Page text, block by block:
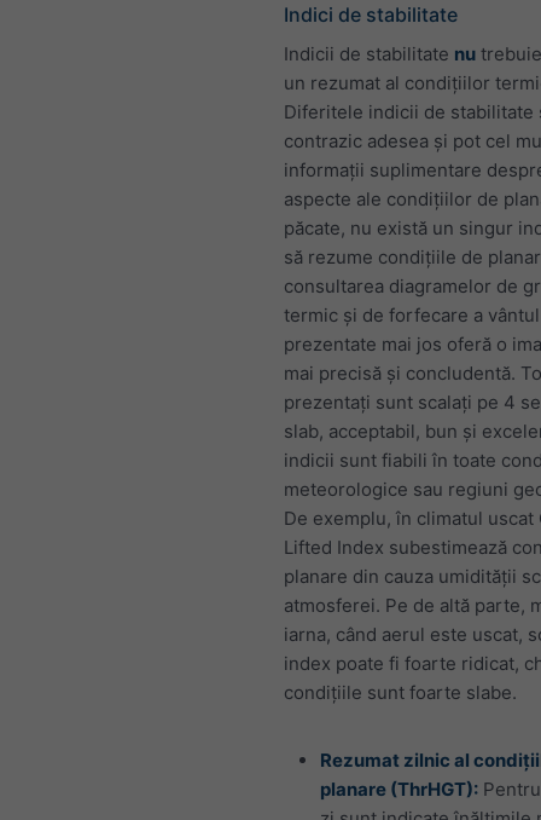
Indici de stabilitate
Indicii de stabilitate nu
un rezumat al condițiilor
Diferitele indicii de stabilitate
contrazic adesea și pot cel
informații suplimentare
aspecte ale condițiilor de
păcate, nu există un singur
să rezume condițiile de
consultarea diagramelor de
termic și de forfecare a
prezentate mai jos oferă o
mai precisă și concludentă.
prezentați sunt scalați pe 4
slab, acceptabil, bun și
indicii sunt fiabili în toate
meteorologice sau regiuni
De exemplu, în climatul uscat
Lifted Index subestimează
planare din cauza umidității
atmosferei. Pe de altă parte,
iarna, când aerul este uscat,
index poate fi foarte ridicat,
condițiile sunt foarte slabe.
Rezumat zilnic al
planare (ThrHGT):